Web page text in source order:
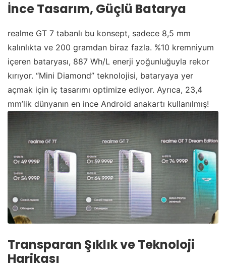
İnce Tasarım, Güçlü Batarya
realme GT 7 tabanlı bu konsept, sadece 8,5 mm
kalınlıkta ve 200 gramdan biraz fazla. %10 kremniyum
içeren bataryası, 887 Wh/L enerji yoğunluğuyla rekor
kırıyor. “Mini Diamond” teknolojisi, bataryaya yer
açmak için iç tasarımı optimize ediyor. Ayrıca, 23,4
mm’lik dünyanın en ince Android anakartı kullanılmış!
Transparan Şıklık ve Teknoloji
Harikası